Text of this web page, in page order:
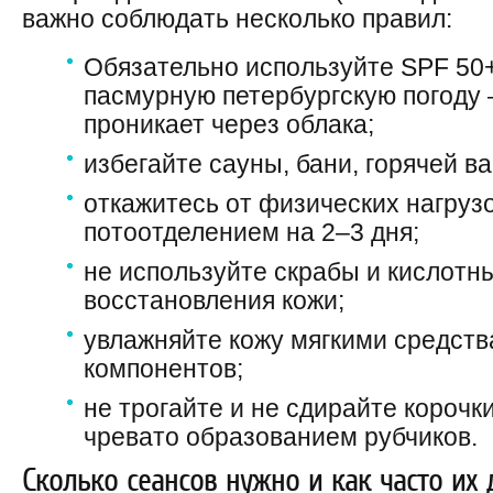
важно соблюдать несколько правил:
Обязательно используйте SPF
пасмурную петербургскую
проникает через облака;
избегайте сауны, бани, горячей
откажитесь от физических
потоотделением на 2–3 дня;
не используйте скрабы и
восстановления кожи;
увлажняйте кожу мягкими
компонентов;
не трогайте и не сдирайте
чревато образованием рубчиков.
Сколько сеансов нужно и как часто их